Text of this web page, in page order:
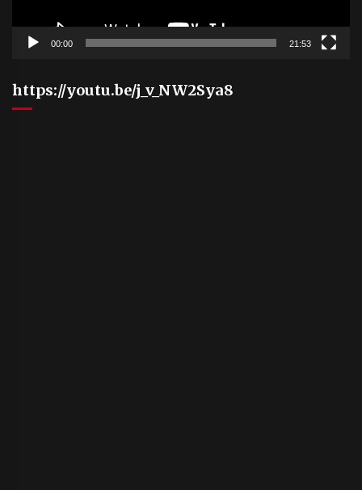
00:00 21:53
https://youtu.be/j_v_NW2Sya8